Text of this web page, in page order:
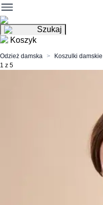
Szukaj
Koszyk
Odzież damska
Koszulki damskie
1 z 5